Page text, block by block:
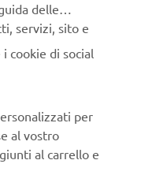
Conoscerai in anteprima le
uscite e molto altro
delle
servizi, sito e
cookie di social
per
al vostro
al carrello e